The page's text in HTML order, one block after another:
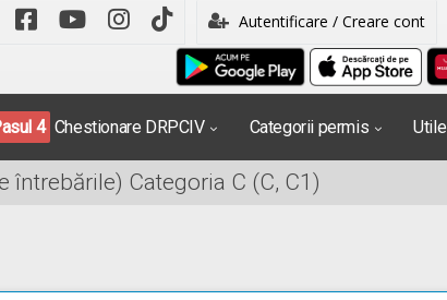
Autentificare / Creare cont
4 Chestionare DRPCIV Categorii permis Utile
întrebările) Categoria C (C, C1)